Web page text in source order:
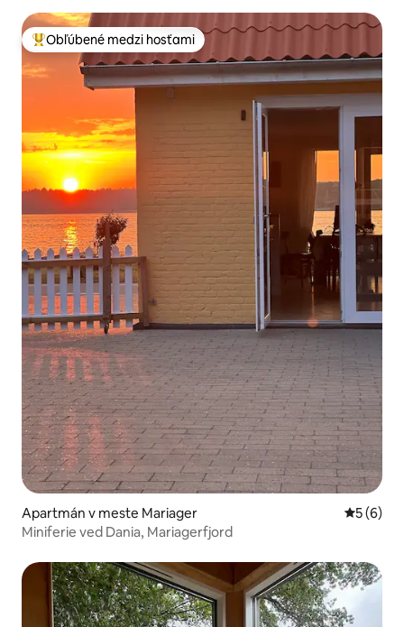
Najobľúbenejšie medzi hosťami
Obľúbené medzi hosťami
Apartmán v meste Mariager
5 (6)
Miniferie ved Dania, Mariagerfjord